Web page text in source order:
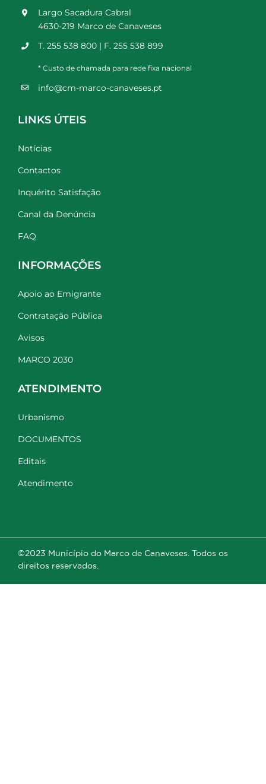
Largo Sacadura Cabral
4630-219 Marco de Canaveses
T. 255 538 800 | F. 255 538 899
* Custo de chamada para rede fixa nacional
info@cm-marco-canaveses.pt
LINKS ÚTEIS
Notícias
Contactos
Inquérito Satisfação
Canal da Denúncia
FAQ
INFORMAÇÕES
Apoio ao Emigrante
Contratação Pública
Avisos
MARCO 2030
ATENDIMENTO
Urbanismo
DOCUMENTOS
Editais
Atendimento
©2023 Município do Marco de Canaveses. Todos os
direitos reservados.